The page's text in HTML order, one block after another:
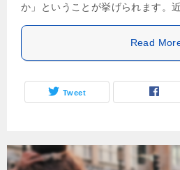
か」ということが挙げられます。
Read
Tweet